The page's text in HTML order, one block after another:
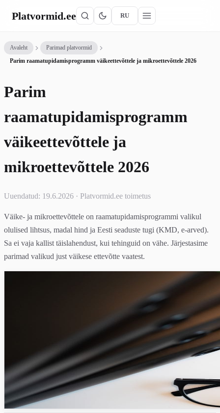
Platvormid.ee RU
Avaleht
Parimad platvormid
Parim raamatupidamisprogramm väikeettevõttele ja mikroettevõttele 2026
Parim
raamatupidamisprogramm
väikeettevõttele ja
mikroettevõttele 2026
Uuendatud: 19.6.2026 · Platvormid.ee toimetus
Väike- ja mikroettevõttele on raamatupidamisprogrammi valikul
olulised lihtsus, madal hind ja Eesti seaduste tugi (KMD, e-arved).
Sa ei vaja kallist täislahendust, kui tehinguid on vähe. Järjestasime
parimad valikud just väikese ettevõtte vaatest.